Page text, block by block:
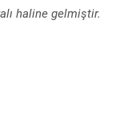
haline gelmiştir.